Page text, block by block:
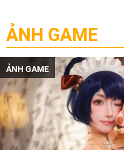
ẢNH GAME
ẢNH GAME